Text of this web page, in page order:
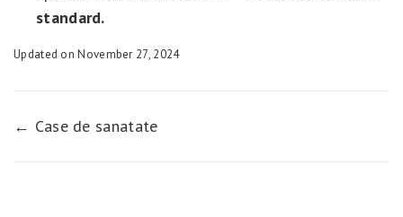
standard.
Updated on November 27, 2024
← Case de sanatate